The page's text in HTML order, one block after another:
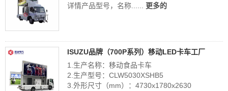
详情产品型号，名称...... 更多的
ISUZU品牌（700P系列）移动LED卡车工厂
1.生产名称：移动食品卡车
2.生产型号：CLW5030XSHB5
3.外形尺寸（mm）：4730x1780x2630